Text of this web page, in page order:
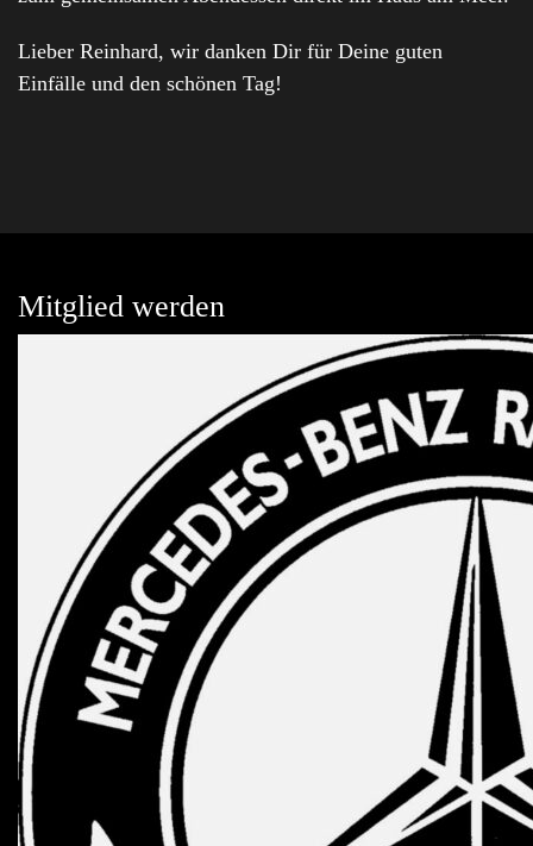
Lieber Reinhard, wir danken Dir für Deine guten
Einfälle und den schönen Tag!
Mitglied werden